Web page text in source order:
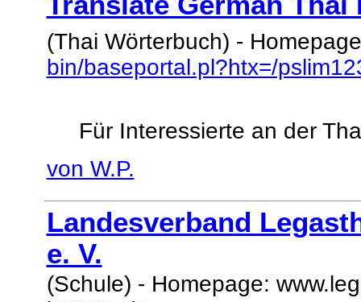
(Thai Wörterbuch) -
bin/baseportal.pl?htx=/
Für Interessierte an der
von W.P.
Landesverband
e. V.
(Schule) - Homepage: